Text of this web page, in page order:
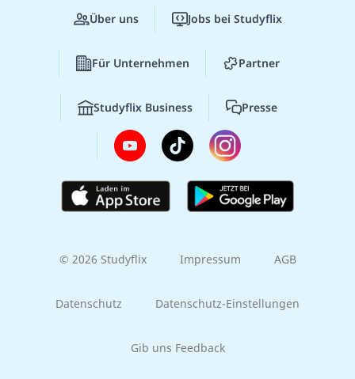
Über uns Jobs bei Studyflix
Für Unternehmen Partner
Studyflix Business Presse
© 2026 Studyflix Impressum AGB
Datenschutz Datenschutz-Einstellungen
Gib uns Feedback